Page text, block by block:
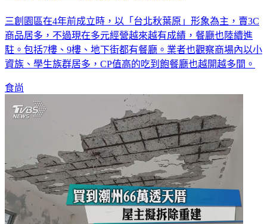
三創園區在4年前成立時，以「台北秋葉原」形象為主，賣3C
商品居多，不過現在多元經營越來越有成績，餐廳也陸續進
駐。包括7樓、9樓、地下街都有餐廳。業者也觀察商場內以小
資族、學生族群居多，CP值高的吃到飽餐廳也越開越多間。
食尚